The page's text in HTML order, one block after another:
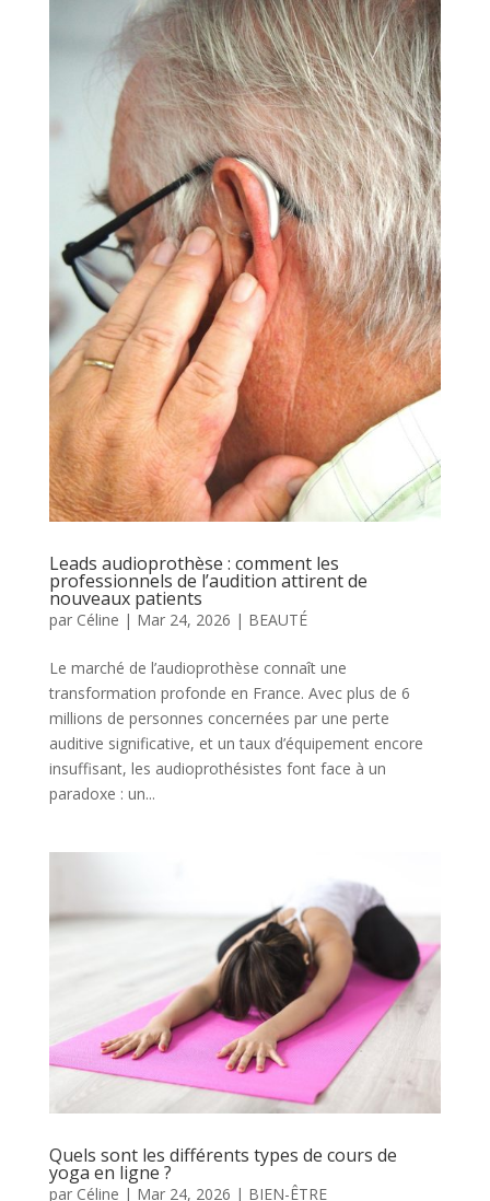
Leads audioprothèse : comment les
professionnels de l’audition attirent de
nouveaux patients
par Céline | Mar 24, 2026 | BEAUTÉ
Le marché de l’audioprothèse connaît une
transformation profonde en France. Avec plus de 6
millions de personnes concernées par une perte
auditive significative, et un taux d’équipement encore
insuffisant, les audioprothésistes font face à un
paradoxe : un...
Quels sont les différents types de cours de
yoga en ligne ?
par Céline | Mar 24, 2026 | BIEN-ÊTRE